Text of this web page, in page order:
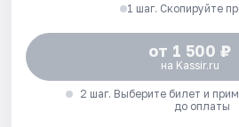
1 шаг. Скопируйте
от 1 500 ₽
на Kassir.ru
2 шаг. Выберите билет и
до оплаты